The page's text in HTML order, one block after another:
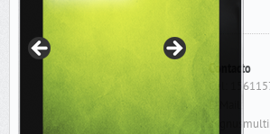
Contacto
Cel: